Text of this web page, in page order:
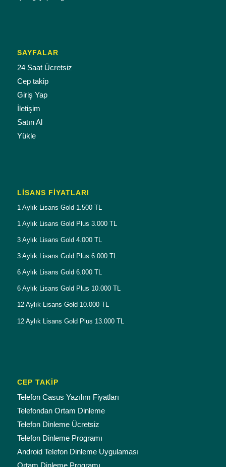
SAYFALAR
24 Saat Ücretsiz
Cep takip
Giriş Yap
İletişim
Satın Al
Yükle
LISANS FIYATLARI
1 Aylık Lisans Gold 1.500 TL
1 Aylık Lisans Gold Plus 3.000 TL
3 Aylık Lisans Gold 4.000 TL
3 Aylık Lisans Gold Plus 6.000 TL
6 Aylık Lisans Gold 6.000 TL
6 Aylık Lisans Gold Plus 10.000 TL
12 Aylık Lisans Gold 10.000 TL
12 Aylık Lisans Gold Plus 13.000 TL
CEP TAKİP
Telefon Casus Yazılım Fiyatları
Telefondan Ortam Dinleme
Telefon Dinleme Ücretsiz
Telefon Dinleme Programı
Android Telefon Dinleme Uygulaması
Ortam Dinleme Programı